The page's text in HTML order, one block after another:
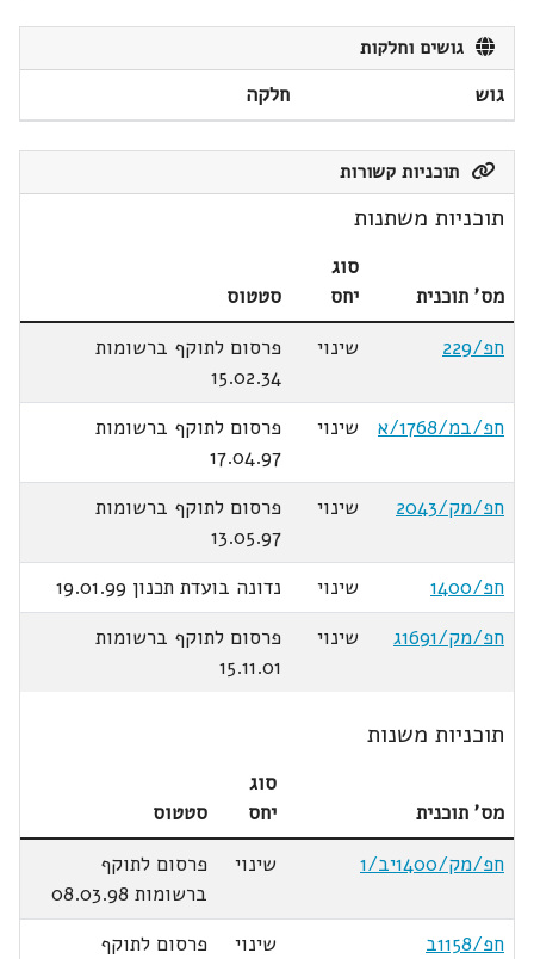
גושים וחלקות
גוש חלקה
תוכניות קשורות
תוכניות משתנות
מס' תוכנית
סוג
יחס
סטטוס
חפ/229
שינוי
פרסום לתוקף ברשומות
15.02.34
חפ/במ/1768/א
שינוי
פרסום לתוקף ברשומות
17.04.97
חפ/מק/2043
שינוי
פרסום לתוקף ברשומות
13.05.97
חפ/1400
שינוי
נדונה בועדת תכנון 19.01.99
חפ/מק/1691ג
שינוי
פרסום לתוקף ברשומות
15.11.01
תוכניות משנות
מס' תוכנית
סוג
יחס
סטטוס
חפ/מק/1400יב/1
שינוי
פרסום לתוקף
ברשומות 08.03.98
חפ/1158ב
שינוי
פרסום לתוקף